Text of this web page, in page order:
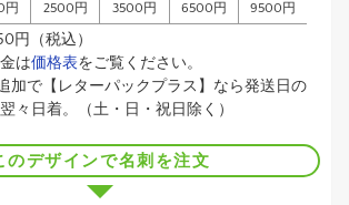
円 2500円 3500円 6500円 9500円
円（税込）
は価格表をご覧ください。
加で【レターパックプラス】なら発送日の
々日着。（土・日・祝日除く）
のデザインで名刺を注文